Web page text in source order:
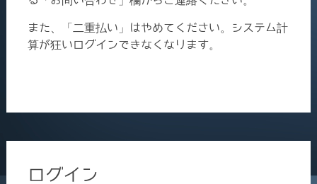
また、「二重払い」はやめてください。システム計
算が狂いログインできなくなります。
ログイン